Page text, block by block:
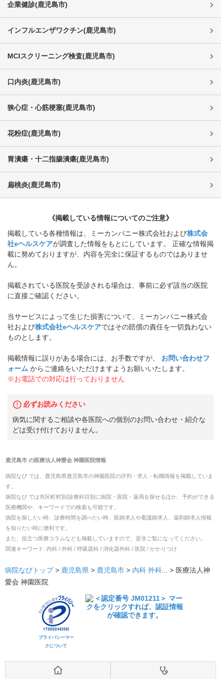
企業健診(鹿児島市)
インフルエンザワクチン(鹿児島市)
MCIスクリーニング検査(鹿児島市)
口内炎(鹿児島市)
狭心症・心筋梗塞(鹿児島市)
花粉症(鹿児島市)
胃潰瘍・十二指腸潰瘍(鹿児島市)
扁桃炎(鹿児島市)
《掲載している情報についてのご注意》
掲載している各種情報は、ミーカンパニー株式会社および株式会
社eヘルスケアが調査した情報をもとにしています。 正確な情報掲
載に努めておりますが、内容を完全に保証するものではありませ
ん。
掲載されている医院を受診される場合は、事前に必ず該当の医院
に直接ご確認ください。
当サービスによって生じた損害について、ミーカンパニー株式会
社および株式会社eヘルスケアではその賠償の責任を一切負わない
ものとします。
掲載情報に誤りがある場合には、お手数ですが、
お問い合わせフ
ォーム からご連絡をいただけますようお願いいたします。
※お電話での対応は行っておりません
必ずお読みください
病気に関するご相談や各医院への個別のお問い合わせ・紹介な
どは受け付けておりません。
鹿児島市の医療法人神愛会 神園医院情報
病院なび では、 鹿児島県鹿児島市の神園医院の評判・求人・転職情報を掲載していま
す。
病院なび では市区町村別/診療科目別に病院・医院・薬局を探せるほか、予約ができる
医療機関や、キーワードでの検索も可能です。
病院を探したい時、診療時間を調べたい時、医師求人や看護師求人、薬剤師求人情報
を知りたい時に便利です。
また、役立つ医療コラムなども掲載していますので、是非ご覧になってください。
関連キーワード: 内科 / 外科 / 呼吸器科 / 消化器外科 / 医院 / かかりつけ
病院なびトップ> 鹿児島県 > 鹿児島市 > 内科 外科 ... > 医療法人神
愛会 神園医院
プライバシーマー
クについて